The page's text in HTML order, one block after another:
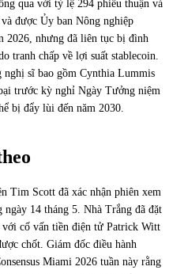
qua với tỷ lệ 294 phiếu thuận và
được Ủy ban Nông nghiệp
2026, nhưng đã liên tục bị đình
tranh chấp về lợi suất stablecoin.
nghị sĩ bao gồm Cynthia Lummis
trước kỳ nghỉ Ngày Tưởng niệm
bị đẩy lùi đến năm 2030.
Tim Scott đã xác nhận phiên xem
14 tháng 5. Nhà Trắng đã đặt
với cố vấn tiền điện tử Patrick Witt
chốt. Giám đốc điều hành
Miami 2026 tuần này rằng